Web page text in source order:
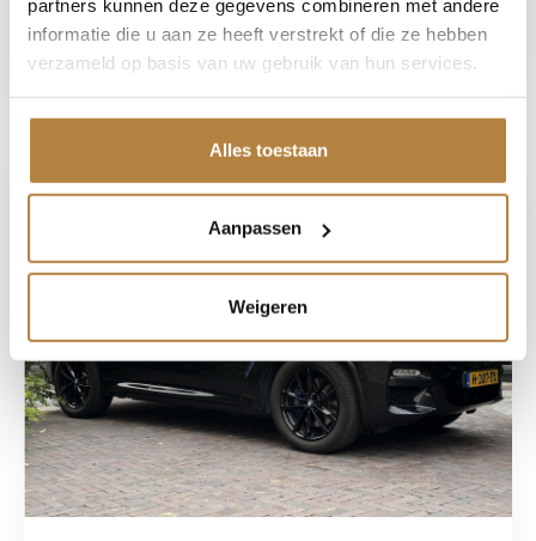
partners kunnen deze gegevens combineren met andere
informatie die u aan ze heeft verstrekt of die ze hebben
verzameld op basis van uw gebruik van hun services.
Alles toestaan
Aanpassen
Weigeren
Bekijk auto